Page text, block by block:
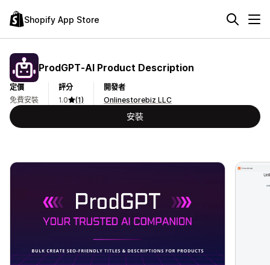
Shopify App Store
ProdGPT‑AI Product Description
定價
免費安裝
評分
1.0
(1)
開發者
Onlinestorebiz LLC
安裝